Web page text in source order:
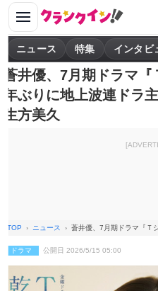
ニュース 特集 インタビ
蒼井優、7月期ドラマ
年ぶりに地上波連ド
生方美久
TOP ニュース 蒼井優、7月期ドラマ『Ｔ
ドラマ 公開日 2026/5/15 05:00